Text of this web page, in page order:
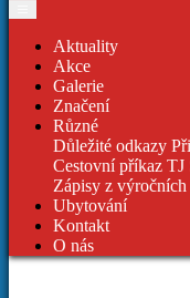
Aktuality
Akce
Galerie
Značení
Různé
Důležité odkazy
Cestovní příkaz TJ
Zápisy z výročních
Ubytování
Kontakt
O nás